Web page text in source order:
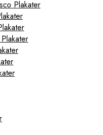
Plakater